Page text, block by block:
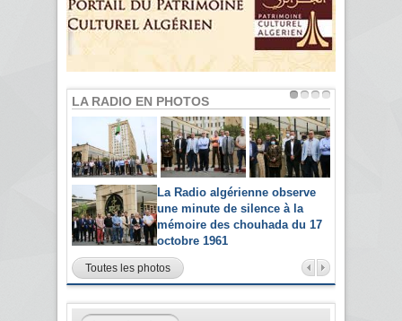
LA RADIO EN PHOTOS
La Radio algérienne observe
une minute de silence à la
mémoire des chouhada du 17
octobre 1961
Toutes les photos